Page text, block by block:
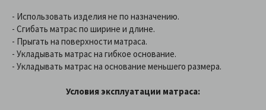
- Использовать изделия не по назначению.
- Сгибать матрас по ширине и длине.
- Прыгать на поверхности матраса.
- Укладывать матрас на гибкое основание.
- Укладывать матрас на основание меньшего размера.
Условия эксплуатации матраса: